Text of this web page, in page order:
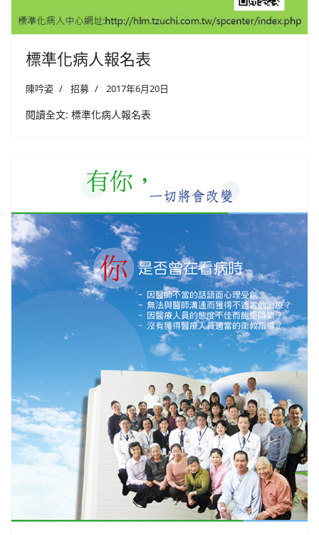
標準化病人報名表
陳吟姿 招募 2017年6月20日
閱讀全文: 標準化病人報名表